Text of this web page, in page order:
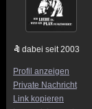
dabei seit 2003
Profil anzeigen
Private Nachricht
Link kopieren